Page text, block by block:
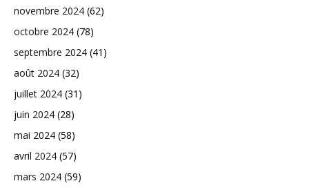
novembre 2024 (62)
octobre 2024 (78)
septembre 2024 (41)
août 2024 (32)
juillet 2024 (31)
juin 2024 (28)
mai 2024 (58)
avril 2024 (57)
mars 2024 (59)